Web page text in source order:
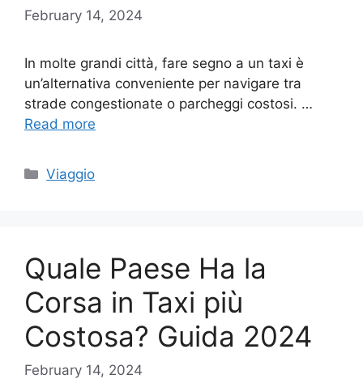
February 14, 2024
In molte grandi città, fare segno a un taxi è
un’alternativa conveniente per navigare tra
strade congestionate o parcheggi costosi. …
Read more
Categories
Viaggio
Quale Paese Ha la
Corsa in Taxi più
Costosa? Guida 2024
February 14, 2024